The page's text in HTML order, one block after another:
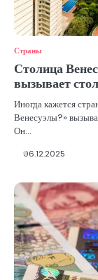
Страны
Столица
вызывает
Иногда кажется
Венесуэлы?»
Он…
06.12.2025